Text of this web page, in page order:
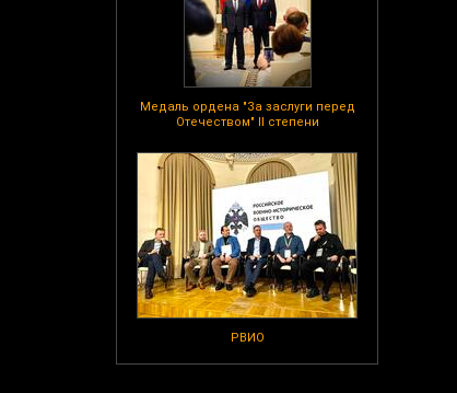
Медаль ордена "За заслуги перед
Отечеством" II степени
РВИО